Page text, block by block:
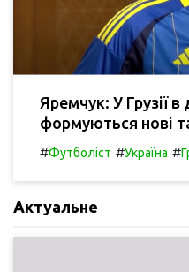
Яремчук: У Грузії
формуються нові
#Футболіст #Україна #
Актуальне